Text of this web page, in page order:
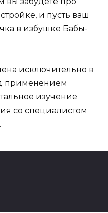
и пусть ваш
в избушке Бабы-
исключительно в
применением
изучение
со специалистом